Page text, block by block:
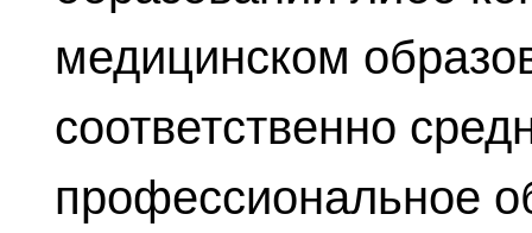
медицинском
соответственно
профессиональное